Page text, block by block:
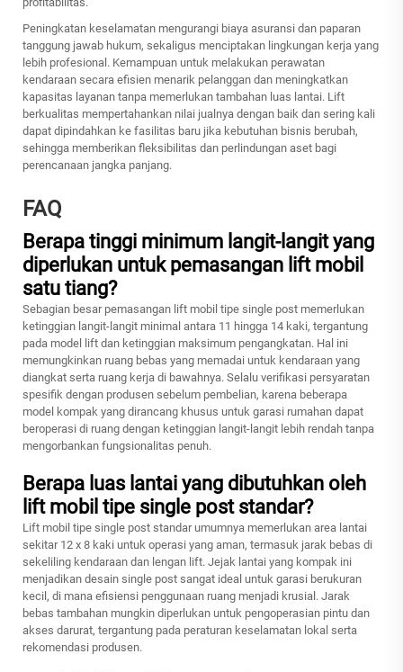
Peningkatan keselamatan mengurangi biaya asuransi dan paparan
tanggung jawab hukum, sekaligus menciptakan lingkungan kerja yang
lebih profesional. Kemampuan untuk melakukan perawatan
kendaraan secara efisien menarik pelanggan dan meningkatkan
kapasitas layanan tanpa memerlukan tambahan luas lantai. Lift
berkualitas mempertahankan nilai jualnya dengan baik dan sering kali
dapat dipindahkan ke fasilitas baru jika kebutuhan bisnis berubah,
sehingga memberikan fleksibilitas dan perlindungan aset bagi
perencanaan jangka panjang.
FAQ
Berapa tinggi minimum langit-langit yang
diperlukan untuk pemasangan lift mobil
satu tiang?
Sebagian besar pemasangan lift mobil tipe single post memerlukan
ketinggian langit-langit minimal antara 11 hingga 14 kaki, tergantung
pada model lift dan ketinggian maksimum pengangkatan. Hal ini
memungkinkan ruang bebas yang memadai untuk kendaraan yang
diangkat serta ruang kerja di bawahnya. Selalu verifikasi persyaratan
spesifik dengan produsen sebelum pembelian, karena beberapa
model kompak yang dirancang khusus untuk garasi rumahan dapat
beroperasi di ruang dengan ketinggian langit-langit lebih rendah tanpa
mengorbankan fungsionalitas penuh.
Berapa luas lantai yang dibutuhkan oleh
lift mobil tipe single post standar?
Lift mobil tipe single post standar umumnya memerlukan area lantai
sekitar 12 x 8 kaki untuk operasi yang aman, termasuk jarak bebas di
sekeliling kendaraan dan lengan lift. Jejak lantai yang kompak ini
menjadikan desain single post sangat ideal untuk garasi berukuran
kecil, di mana efisiensi penggunaan ruang menjadi krusial. Jarak
bebas tambahan mungkin diperlukan untuk pengoperasian pintu dan
akses darurat, tergantung pada peraturan keselamatan lokal serta
rekomendasi produsen.